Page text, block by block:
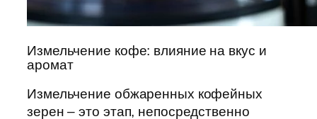
Измельчение кофе: влияние на вкус и
аромат
Измельчение обжаренных кофейных
зерен – это этап, непосредственно